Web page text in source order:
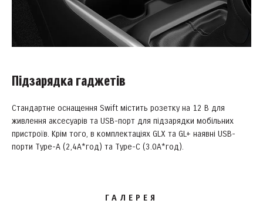
Підзарядка гаджетів
Стандартне оснащення Swift містить розетку на 12 В для
живлення аксесуарів та USB-порт для підзарядки мобільних
пристроїв. Крім того, в комплектаціях GLX та GL+ наявні USB-
порти Type-A (2,4А*год) та Type-C (3.0А*год).
ГАЛЕРЕЯ